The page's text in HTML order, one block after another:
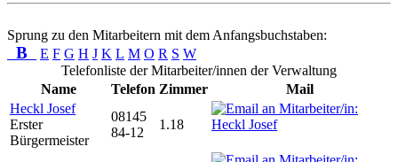
Sprung zu den Mitarbeitern mit dem Anfangsbuchstaben:
B E F G H J K L M O R S W
Telefonliste der Mitarbeiter/innen der Verwaltung
Name
Telefon Zimmer
Mail
Heckl Josef
Erster
Bürgermeister
08145
84-12
1.18